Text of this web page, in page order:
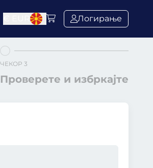
Логирање
ЧЕКОР 3
Проверете и избркајте